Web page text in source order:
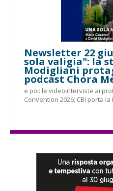
Newsletter 22
sola valigia": la
Modigliani
podcast Chora
e poi: le videointerviste ai
Convention 2026; CBI porta la